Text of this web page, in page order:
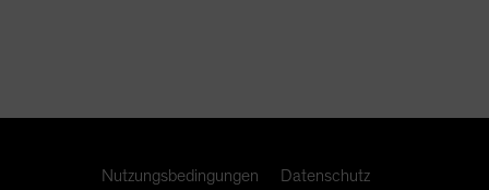
Nutzungsbedingungen Datenschutz